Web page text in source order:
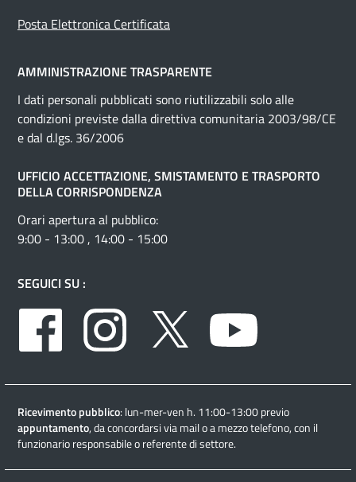
Posta Elettronica Certificata
AMMINISTRAZIONE TRASPARENTE
I dati personali pubblicati sono riutilizzabili solo alle
condizioni previste dalla direttiva comunitaria 2003/98/CE
e dal d.lgs. 36/2006
UFFICIO ACCETTAZIONE, SMISTAMENTO E TRASPORTO
DELLA CORRISPONDENZA
Orari apertura al pubblico:
9:00 - 13:00 , 14:00 - 15:00
SEGUICI SU :
Facebook
Instagram Twitter
Ricevimento pubblico: lun-mer-ven h. 11:00-13:00 previo
appuntamento, da concordarsi via mail o a mezzo telefono, con il
funzionario responsabile o referente di settore.